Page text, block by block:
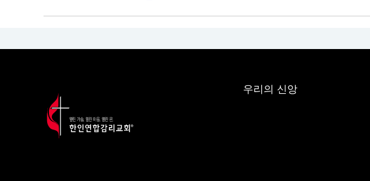
우리의 신앙